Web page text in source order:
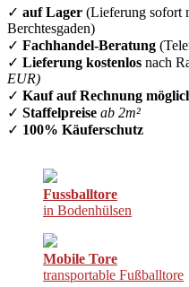
✓ auf Lager (Lieferung sofort
Berchtesgaden)
✓ Fachhandel-Beratung
✓ Lieferung kostenlos nach
EUR)
✓ Kauf auf Rechnung
✓ Staffelpreise ab 2m²
✓ 100% Käuferschutz
Fussballtore
in Bodenhülsen
Mobile Tore
transportable Fußballtore